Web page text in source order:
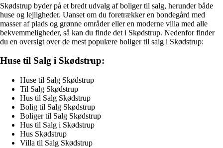
Skødstrup byder på et bredt udvalg af boliger til salg, herunder både
huse og lejligheder. Uanset om du foretrækker en bondegård med
masser af plads og grønne områder eller en moderne villa med alle
bekvemmeligheder, så kan du finde det i Skødstrup. Nedenfor finder
du en oversigt over de mest populære boliger til salg i Skødstrup:
Huse til Salg i Skødstrup:
Huse til Salg Skødstrup
Til Salg Skødstrup
Hus til Salg Skødstrup
Bolig til Salg Skødstrup
Boliger til Salg Skødstrup
Hus til Salg i Skødstrup
Hus Skødstrup
Villa til Salg Skødstrup